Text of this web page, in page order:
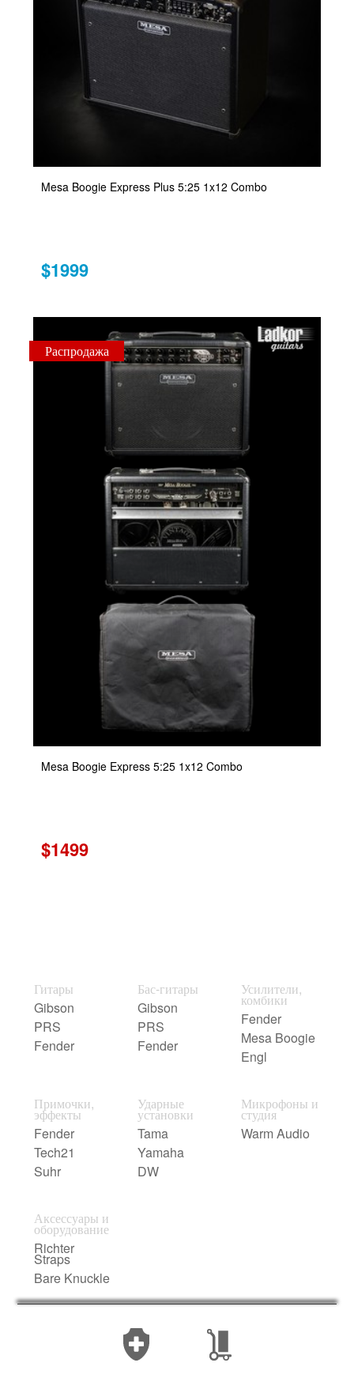
Mesa Boogie Express Plus 5:25 1x12 Combo
$1999
Распродажа
Mesa Boogie Express 5:25 1x12 Combo
$1499
Гитары
Gibson
PRS
Fender
Бас-гитары
Gibson
PRS
Fender
Усилители,
комбики
Fender
Mesa Boogie
Engl
Примочки,
эффекты
Fender
Tech21
Suhr
Ударные
установки
Tama
Yamaha
DW
Микрофоны и
студия
Warm Audio
Аксессуары и
оборудование
Richter
Straps
Bare Knuckle